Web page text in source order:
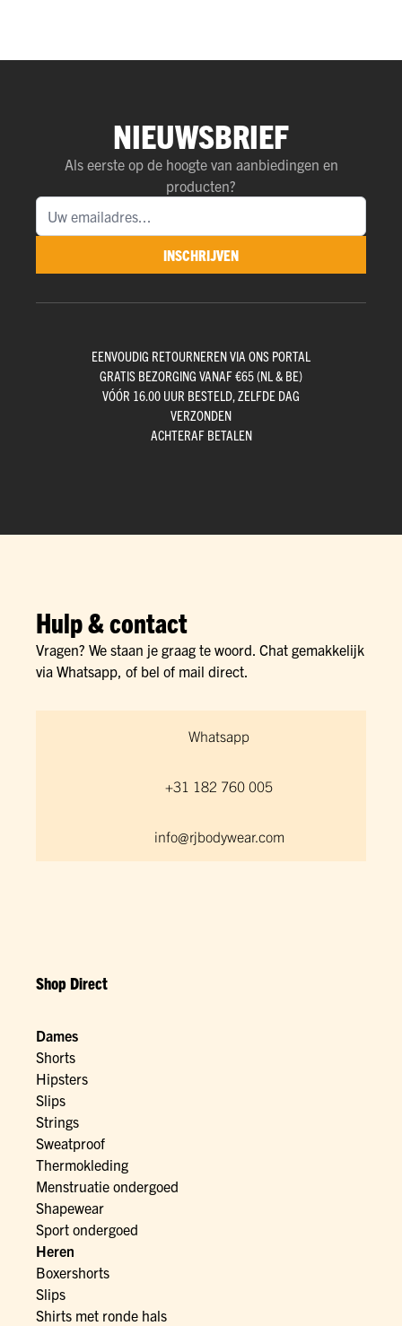
NIEUWSBRIEF
Als eerste op de hoogte van aanbiedingen en
producten?
INSCHRIJVEN
EENVOUDIG RETOURNEREN VIA ONS PORTAL
GRATIS BEZORGING VANAF €65 (NL & BE)
VÓÓR 16.00 UUR BESTELD, ZELFDE DAG
VERZONDEN
ACHTERAF BETALEN
Hulp & contact
Vragen? We staan je graag te woord. Chat gemakkelijk
via Whatsapp, of bel of mail direct.
Whatsapp
+31 182 760 005
info@rjbodywear.com
Shop Direct
Dames
Shorts
Hipsters
Slips
Strings
Sweatproof
Thermokleding
Menstruatie ondergoed
Shapewear
Sport ondergoed
Heren
Boxershorts
Slips
Shirts met ronde hals